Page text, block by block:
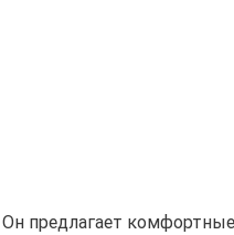
предлагает